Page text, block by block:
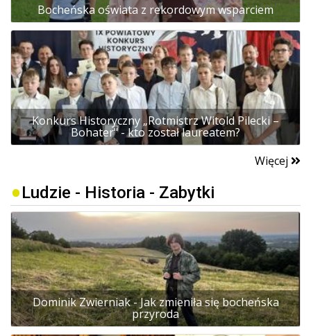
Bocheńska oświata z rekordowym wsparciem
Konkurs Historyczny „Rotmistrz Witold Pilecki –
Bohater" - kto został laureatem?
Więcej
Ludzie - Historia - Zabytki
Dominik Zwierniak - Jak zmieniła się bocheńska
przyroda